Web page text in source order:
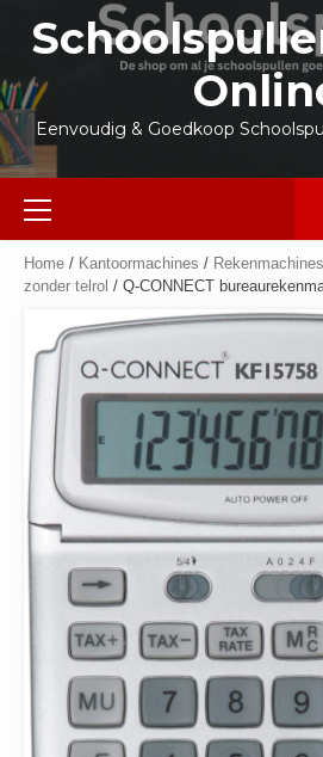
inhoud
Eenvoudig & Goedkoop
Primair
menu
Home / Kantoormachines / Rekenmachines
zonder telrol / Q-CONNECT